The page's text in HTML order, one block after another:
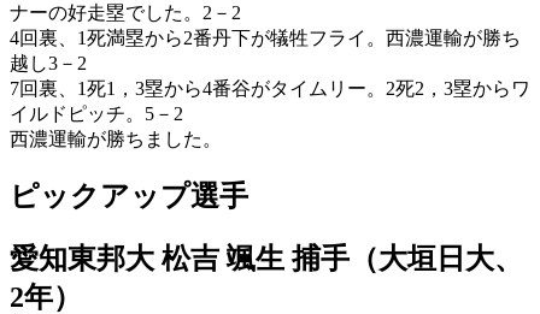
ナーの好走塁でした。2－2
4回裏、1死満塁から2番丹下が犠牲フライ。西濃運輸が勝ち
越し3－2
7回裏、1死1，3塁から4番谷がタイムリー。2死2，3塁からワ
イルドピッチ。5－2
西濃運輸が勝ちました。
ピックアップ選手
愛知東邦大 松吉 颯生 捕手（大垣日大、
2年）